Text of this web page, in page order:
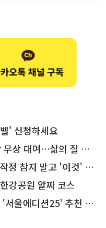
' 신청하세요
대여…삶의 질 높인다
말고 '이것' 해보세요!
강공원 알짜 코스
에디션25' 추천 코스